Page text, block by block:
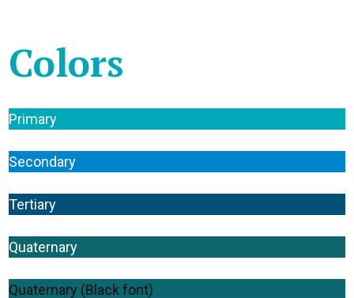
Colors
Primary
Secondary
Tertiary
Quaternary
Quaternary (Black font)